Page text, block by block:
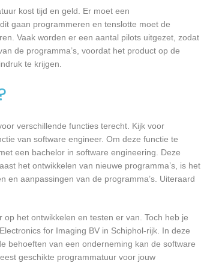
kost tijd en geld. Er moet een
gaan programmeren en tenslotte moet de
Vaak worden er een aantal pilots uitgezet, zodat
de programma’s, voordat het product op de
te krijgen.
verschillende functies terecht. Kijk voor
van software engineer. Om deze functie te
een bachelor in software engineering. Deze
het ontwikkelen van nieuwe programma’s, is het
en aanpassingen van de programma’s. Uiteraard
het ontwikkelen en testen er van. Toch heb je
for Imaging BV in Schiphol-rijk. In deze
behoeften van een onderneming kan de software
geschikte programmatuur voor jouw